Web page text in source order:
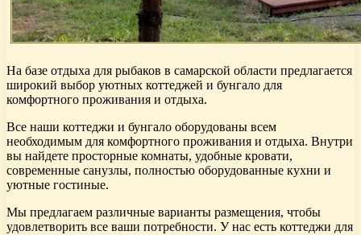
На базе отдыха для рыбаков в самарской области предлагается
широкий выбор уютных коттеджей и бунгало для
комфортного проживания и отдыха.
Все наши коттеджи и бунгало оборудованы всем
необходимым для комфортного проживания и отдыха. Внутри
вы найдете просторные комнаты, удобные кровати,
современные санузлы, полностью оборудованные кухни и
уютные гостиные.
Мы предлагаем различные варианты размещения, чтобы
удовлетворить все ваши потребности. У нас есть коттеджи для